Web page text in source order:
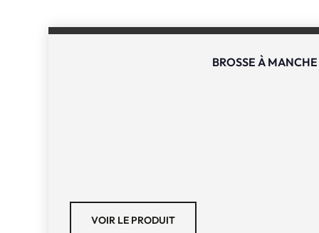
BROSSE À
VOIR LE PRODUIT